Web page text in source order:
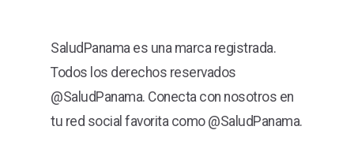
SaludPanama es una marca registrada.
Todos los derechos reservados
@SaludPanama. Conecta con nosotros en
tu red social favorita como @SaludPanama.